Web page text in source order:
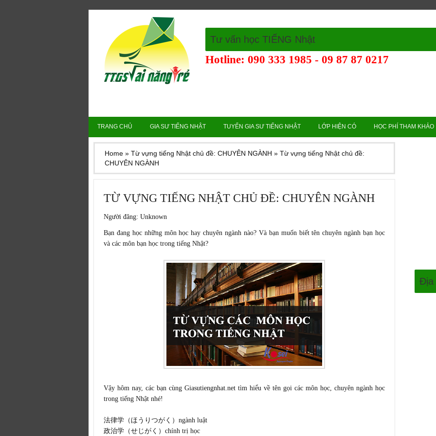
Tư vấn học TIẾNG Nhật
Hotline: 090 333 1985 - 09 87 87 0217
TRANG CHỦ GIA SƯ TIẾNG NHẬT TUYỂN GIA SƯ TIẾNG NHẬT LỚP HIỆN CÓ HỌC PHÍ THAM KHẢO
Home » Từ vựng tiếng Nhật chủ đề: CHUYÊN NGÀNH » Từ vựng tiếng Nhật chủ đề:
CHUYÊN NGÀNH
TỪ VỰNG TIẾNG NHẬT CHỦ ĐỀ: CHUYÊN NGÀNH
Người đăng: Unknown
Bạn đang học những môn học hay chuyên ngành nào? Và bạn muốn biết tên chuyên ngành bạn học
và các môn bạn học trong tiếng Nhật?
Vậy hôm nay, các bạn cùng Giasutiengnhat.net tìm hiểu về tên gọi các môn học, chuyên ngành học
trong tiếng Nhật nhé!
法律学（ほうりつがく）ngành luật
政治学（せじがく）chính trị học
Địa